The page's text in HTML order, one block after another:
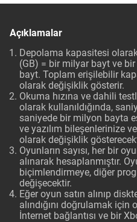
Açıklamalar
Depolama kapasitesi
(GB) = bir milyar bayt ve
bayt. Toplam erişilebilir
olarak değişiklik gösterir.
Okuma hızına ve dahili
olarak kullanıldığında,
saniyede bir milyon bayta
ve yazılım bileşenlerinize
olarak değişiklik
Oyunların sayısı, her bir
alınarak hesaplanmıştır.
biçimlendirmeye, diğer
değişecektir.
Eğer oyun satın alınıp
alındığını doğrulamak
İnternet bağlantısı ve bir